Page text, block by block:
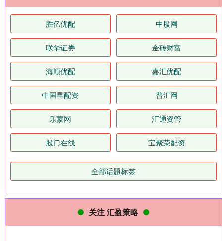
胜亿优配 中股网
联华证券 金砖财富
海顺优配 嘉汇优配
中国星配资 普汇网
乐蒙网 汇通资管
股门在线 宝聚荣配资
全部话题标签
关注 汇盈策略